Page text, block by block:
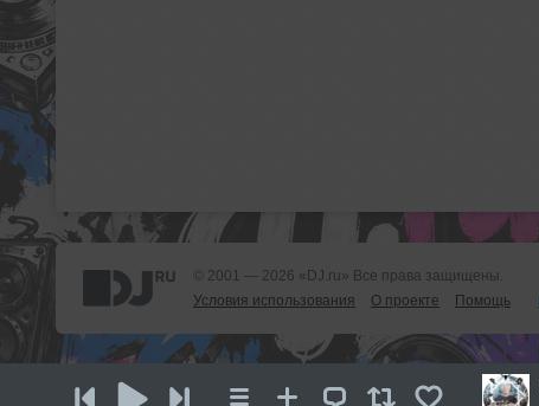
© 2001 — 2026 «DJ.ru» Все права защищены.
Условия использования
О проекте Помощь